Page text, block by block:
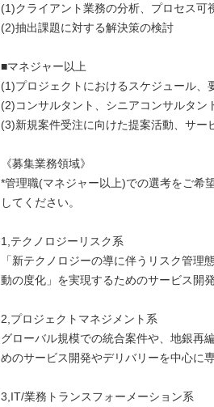
(1)クライアント業務の分析、プロセス可
(2)抽出課題に対する解決策の検討
■マネジャー以上
(1)プロジェクトにおけるスケジュール
(2)コンサルタント、シニアコンサルタン
(3)新規案件受注に向けた提案活動、サー
《募集業務領域》
*管理職(マネジャー以上)での選考をご希
してください。
1,テクノロジーリスク系
「新テクノロジーの導に伴うリスク管
動の度化」を実現するためのサービス開
2,プロジェクトマネジメント系
グローバル規模での統合案件や、地銀再
めのサービス開発やデリバリーを中心に
3,IT/業務トランスフォーメーション系